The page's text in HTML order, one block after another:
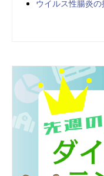
ウイルス性腸炎の